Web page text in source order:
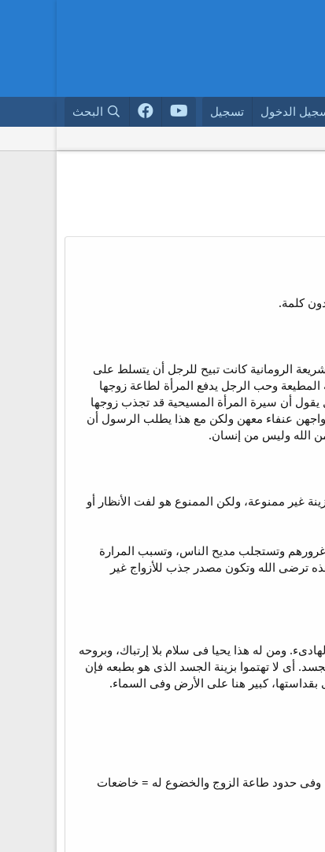
الدخول تسجيل البحث
الرومانية كانت تبيح للرجل أن يتسلط على
وحب الرجل يدفع المرأة لطاعة زوجها
يقول أن سيرة المرأة المسيحية قد تجذب زوجها
عنفاء معهن ولكن مع هذا يطلب الرسول أن
الله وليس من إنسان.
غير ممنوعة، ولكن الممنوع هو لفت الأنظار أو
وتستجلب مديح الناس، وتسبب المرارة
ترضى الله وتكون مصدر جذب للأزواج غير
ومن له هذا يحيا فى سلام بلا إرتباك، وبروحه
أى لا تهتموا بزينة الجسد الذى هو بطبعه فإن
بقداستها، كبير هنا على الأرض وفى السماء.
وفى حدود طاعة الزوج والخضوع له = خاضعات